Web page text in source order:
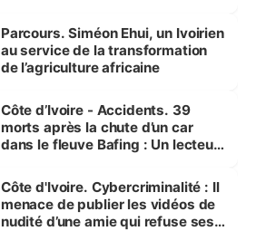
Parcours. Siméon Ehui, un Ivoirien
au service de la transformation
de l’agriculture africaine
Côte d’Ivoire - Accidents. 39
morts après la chute d’un car
dans le fleuve Bafing : Un lecteur
des Transports
Côte d'Ivoire. Cybercriminalité : Il
menace de publier les vidéos de
nudité d’une amie qui refuse ses